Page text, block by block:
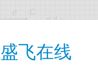
盛飞在线